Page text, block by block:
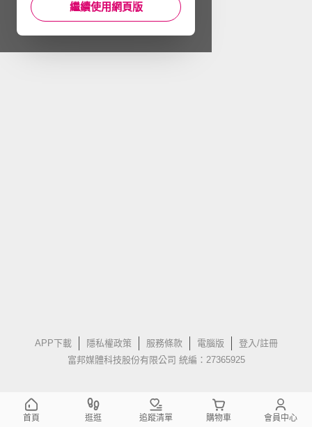
APP下載 隱私權政策 服務條款 電腦版
登入/註冊
富邦媒體科技股份有限公司 統編：27365925
繼續使用網頁版
首頁 逛逛 追蹤清單 購物車 會員中心